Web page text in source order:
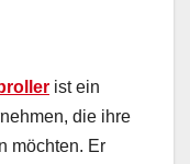
ist ein
die ihre
möchten. Er